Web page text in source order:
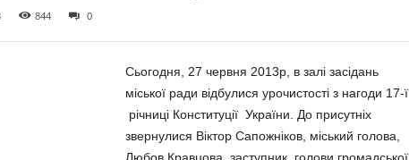
844 0
Сьогодня, 27 червня 2013р, в залі засідань
міської ради відбулися урочистості з нагоди 17-ї
річниці Конституції України. До присутніх
звернулися Віктор Сапожніков, міський голова,